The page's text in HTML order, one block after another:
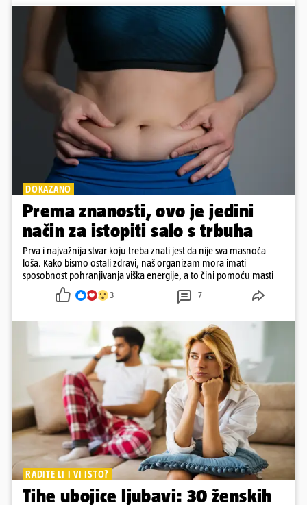
DOKAZANO
Prema znanosti, ovo je jedini
način za istopiti salo s trbuha
Prva i najvažnija stvar koju treba znati jest da nije sva masnoća
loša. Kako bismo ostali zdravi, naš organizam mora imati
sposobnost pohranjivanja viška energije, a to čini pomoću masti
3 7
RADITE LI I VI ISTO?
Tihe ubojice ljubavi: 30 ženskih